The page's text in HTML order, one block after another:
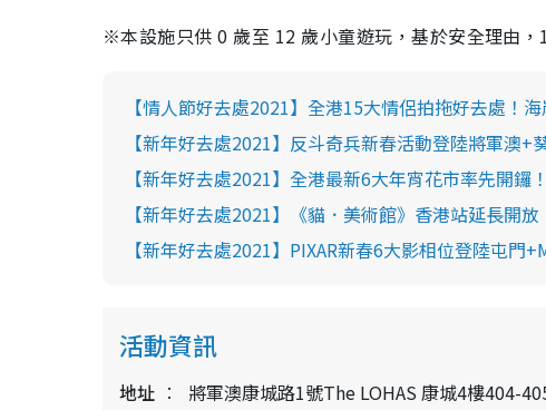
※本設施只供 0 歲⾄ 12 歲⼩童遊玩，基於安全理由
【情人節好去處2021】全港15大情侶拍拖好去處！
【新年好去處2021】反斗奇兵新春活動登陸將軍澳
【新年好去處2021】全港最新6大年宵花市率先開
【新年好去處2021】《貓．美術館》香港站延長開
【新年好去處2021】PIXAR新春6大影相位登陸屯
活動資訊
地址 將軍澳康城路1號The LOHAS 康城4樓404-